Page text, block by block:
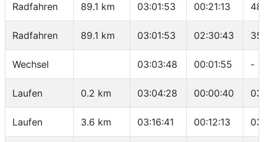
Radfahren 89.1 km 03:01:53 00:21:13
Radfahren 89.1 km 03:01:53 02:30:43
Wechsel 03:03:48 00:01:55 -
Laufen 0.2 km 03:04:28 00:00:40
Laufen 3.6 km 03:16:41 00:12:13